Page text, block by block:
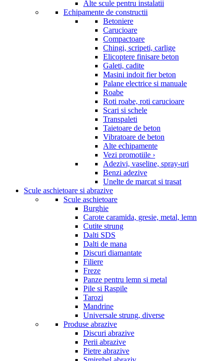
Alte scule pentru instalatii
Echipamente de constructii
Betoniere
Carucioare
Compactoare
Chingi, scripeti, carlige
Elicoptere finisare beton
Galeti, cadite
Masini indoit fier beton
Palane electrice si manuale
Roabe
Roti roabe, roti carucioare
Scari si schele
Transpaleti
Taietoare de beton
Vibratoare de beton
Alte echipamente
Vezi promotiile ›
Adezivi, vaseline, spray-uri
Benzi adezive
Unelte de marcat si trasat
Scule aschietoare si abrazive
Scule aschietoare
Burghie
Carote caramida, gresie, metal, lemn
Cutite strung
Dalti SDS
Dalti de mana
Discuri diamantate
Filiere
Freze
Panze pentru lemn si metal
Pile si Raspile
Tarozi
Mandrine
Universale strung, diverse
Produse abrazive
Discuri abrazive
Perii abrazive
Pietre abrazive